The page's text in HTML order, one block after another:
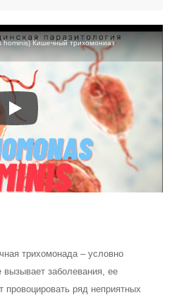
hominis) Кишечный трихомониаз
трихомонада – условно
вызывает заболевания, ее
провоцировать ряд неприятных